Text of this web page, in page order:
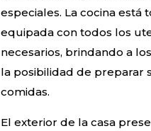
especiales. La cocina está
equipada con todos los
necesarios, brindando a
la posibilidad de preparar
comidas.
El exterior de la casa